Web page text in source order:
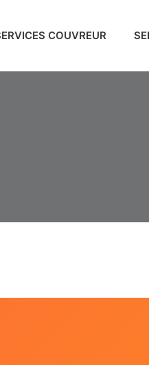
COUVREUR